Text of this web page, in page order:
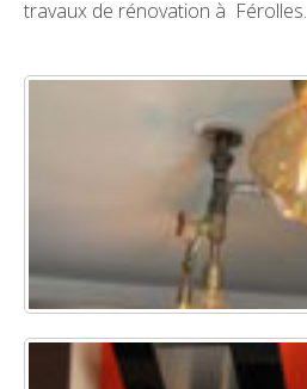
travaux de rénovation à Férolles.